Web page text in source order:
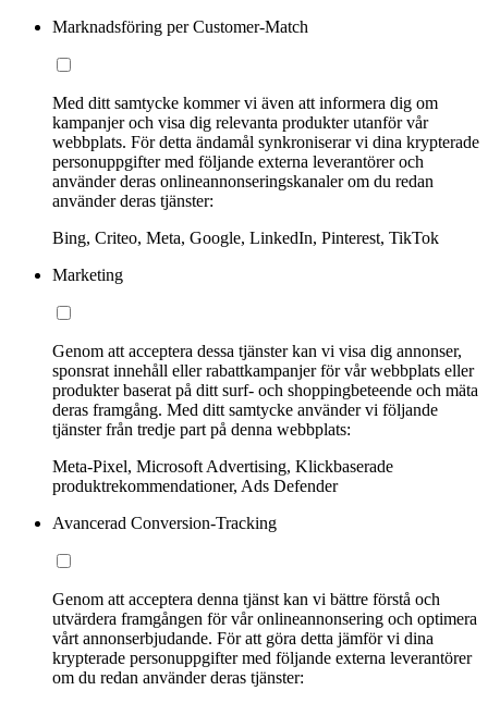
Marknadsföring per Customer-Match
Med ditt samtycke kommer vi även att informera dig om
kampanjer och visa dig relevanta produkter utanför vår
webbplats. För detta ändamål synkroniserar vi dina krypterade
personuppgifter med följande externa leverantörer och
använder deras onlineannonseringskanaler om du redan
använder deras tjänster:
Bing, Criteo, Meta, Google, LinkedIn, Pinterest, TikTok
Marketing
Genom att acceptera dessa tjänster kan vi visa dig annonser,
sponsrat innehåll eller rabattkampanjer för vår webbplats eller
produkter baserat på ditt surf- och shoppingbeteende och mäta
deras framgång. Med ditt samtycke använder vi följande
tjänster från tredje part på denna webbplats:
Meta-Pixel, Microsoft Advertising, Klickbaserade
produktrekommendationer, Ads Defender
Avancerad Conversion-Tracking
Genom att acceptera denna tjänst kan vi bättre förstå och
utvärdera framgången för vår onlineannonsering och optimera
vårt annonserbjudande. För att göra detta jämför vi dina
krypterade personuppgifter med följande externa leverantörer
om du redan använder deras tjänster: